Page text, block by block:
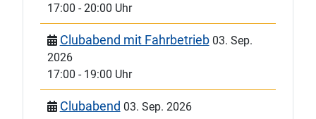
17:00 -20:00 Uhr
Clubabend mit Fahrbetrieb 03. Sep.
2026
17:00 - 19:00 Uhr
Clubabend 03. Sep. 2026